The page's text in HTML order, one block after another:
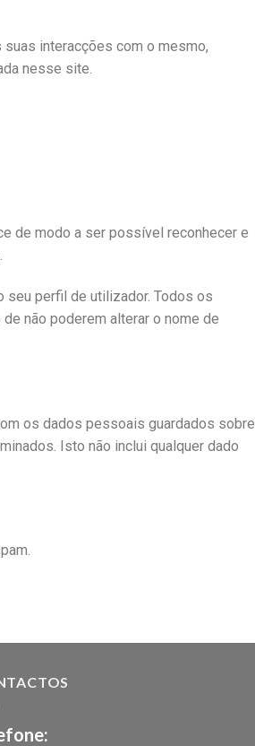
interacções com o mesmo,
nesse site.
de modo a ser possível reconhecer e
seu perfil de utilizador. Todos os
não poderem alterar o nome de
os dados pessoais guardados sobre
Isto não inclui qualquer dado